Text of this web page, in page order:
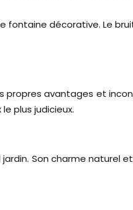
décorative. Le
propres avantages et
plus judicieux.
Son charme naturel